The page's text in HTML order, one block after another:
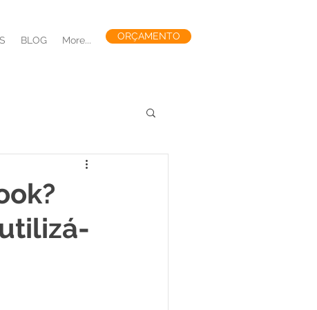
BLOG More... ORÇAMENTO
IA e GEO no Marketing